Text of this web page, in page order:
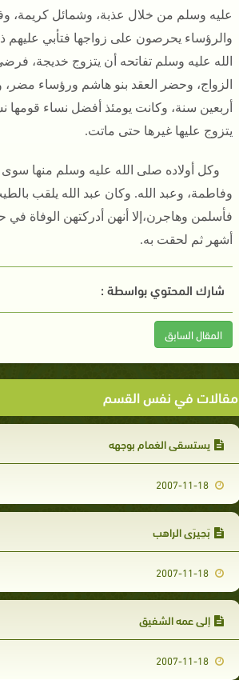
عليه وسلم من خلال عذبة، وشمائل كريمة،
والرؤساء يحرصون على زواجها فتأبي عليهم
الله عليه وسلم تفاتحه أن يتزوج خديجة،
الزواج، وحضر العقد بنو هاشم ورؤساء
أربعين سنة، وكانت يومئذ أفضل نساء قومها
يتزوج عليها غيرها حتى ماتت‏.‏
وكل أولاده صلى الله عليه وسلم منها سوى
وفاطمة، وعبد الله‏.‏ وكان عبد الله يلقب
فأسلمن وهاجرن،إلا أنهن أدركتهن الوفاة
أشهر ثم لحقت به‏.
شارك المحتوي بواسطة :
المقال السابق
مقالات في نفس القسم
يستسقى الغمام بوجهه
2007-11-18
بَحِيرَى الراهب
2007-11-18
إلى عمه الشفيق
2007-11-18